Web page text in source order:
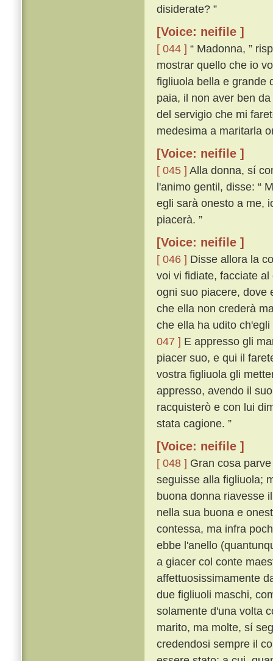
disiderate? ”
[Voice: neifile ]
[ 044 ] “ Madonna, ”
mostrar quello che io
figliuola bella e grande
paia, il non aver ben
del servigio che mi
medesima a maritarla
[Voice: neifile ]
[ 045 ] Alla donna, sí
l'animo gentil, disse: “
egli sarà onesto a me,
piacerà. ”
[Voice: neifile ]
[ 046 ] Disse allora la
voi vi fidiate, facciate
ogni suo piacere, dove
che ella non crederà
che ella ha udito
047 ] E appresso gli
piacer suo, e qui il
vostra figliuola gli
appresso, avendo il
racquisterò e con lui
stata cagione. ”
[Voice: neifile ]
[ 048 ] Gran cosa
seguisse alla figliuola;
buona donna riavesse
nella sua buona e
contessa, ma infra
ebbe l'anello
a giacer col conte
affettuosissimamente
due figliuoli maschi,
solamente d'una volta
marito, ma molte, sí
credendosi sempre il